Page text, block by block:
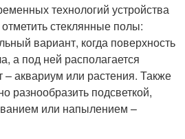
технологий устройства
стеклянные полы:
вариант, когда поверхность
а под ней располагается
аквариум или растения. Также
разнообразить подсветкой,
или напылением –